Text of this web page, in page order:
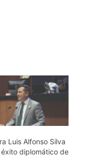
Luis Alfonso Silva
éxito diplomático de